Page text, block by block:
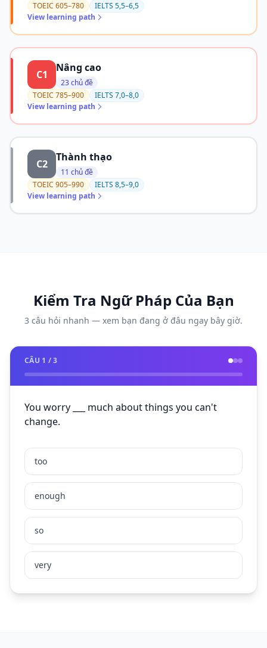
TOEIC 605–780
IELTS 5,5–6,5
View learning path
C1
Nâng cao
23 chủ đề
TOEIC 785–900
IELTS 7,0–8,0
View learning path
C2
Thành thạo
11 chủ đề
TOEIC 905–990
IELTS 8,5–9,0
View learning path
Kiểm Tra Ngữ Pháp Của Bạn
3 câu hỏi nhanh — xem bạn đang ở đâu ngay bây giờ.
CÂU 1 / 3
You worry ___ much about things you can't
change.
too
enough
so
very